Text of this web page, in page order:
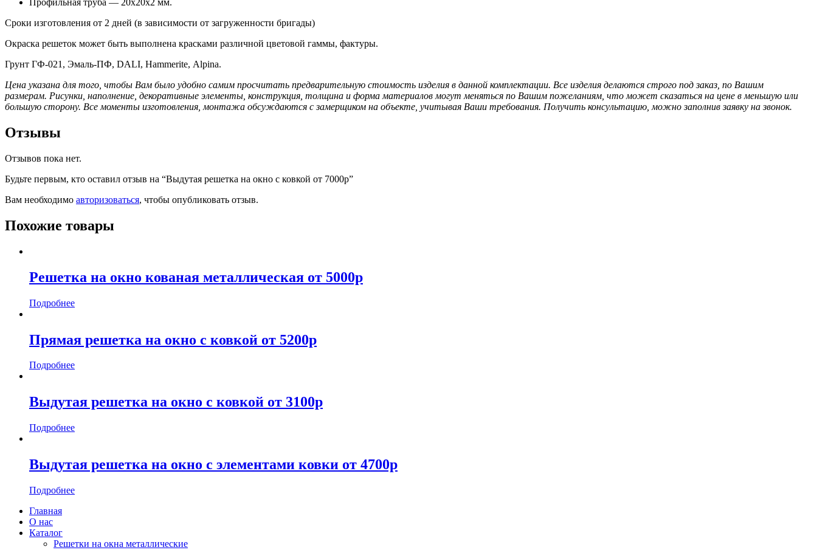
Профильная труба — 20х20х2 мм.
Сроки изготовления от 2 дней (в зависимости от загруженности бригады)
Окраска решеток может быть выполнена красками различной цветовой гаммы, фактуры.
Грунт ГФ-021, Эмаль-ПФ, DALI, Hammerite, Alpina.
Цена указана для того, чтобы Вам было удобно самим просчитать предварительную стоимость изделия в данной комплектации. Все изделия делаются строго под заказ, по Вашим
размерам. Рисунки, наполнение, декоративные элементы, конструкция, толщина и форма материалов могут меняться по Вашим пожеланиям, что может сказаться на цене в меньшую или
большую сторону. Все моменты изготовления, монтажа обсуждаются с замерщиком на объекте, учитывая Ваши требования. Получить консультацию, можно заполнив заявку на звонок.
Отзывы
Отзывов пока нет.
Будьте первым, кто оставил отзыв на “Выдутая решетка на окно с ковкой от 7000р”
Вам необходимо авторизоваться, чтобы опубликовать отзыв.
Похожие товары
Решетка на окно кованая металлическая от 5000р
Подробнее
Прямая решетка на окно с ковкой от 5200р
Подробнее
Выдутая решетка на окно с ковкой от 3100р
Подробнее
Выдутая решетка на окно с элементами ковки от 4700р
Подробнее
Главная
О нас
Каталог
Решетки на окна металлические